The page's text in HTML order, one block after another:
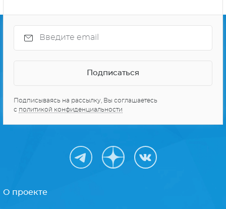
Подписываясь на рассылку, Вы соглашаетесь
с политикой конфиденциальности
О проекте